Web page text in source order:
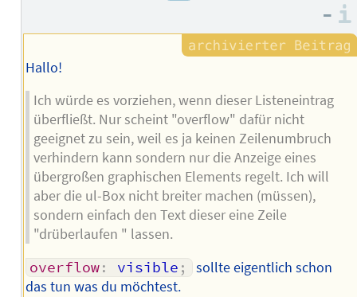
–
Hallo!
Ich würde es vorziehen, wenn dieser Listeneintrag
überfließt. Nur scheint "overflow" dafür nicht
geeignet zu sein, weil es ja keinen Zeilenumbruch
verhindern kann sondern nur die Anzeige eines
übergroßen graphischen Elements regelt. Ich will
aber die ul-Box nicht breiter machen (müssen),
sondern einfach den Text dieser eine Zeile
"drüberlaufen " lassen.
overflow: visible ;
sollte eigentlich schon
das tun was du möchtest.